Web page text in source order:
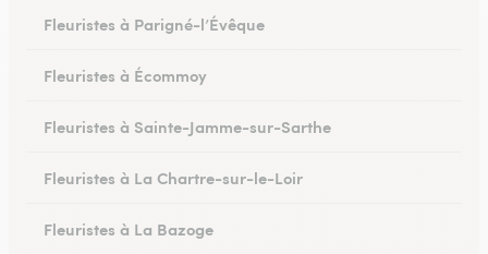
Fleuristes à Parigné-l’Évêque
Fleuristes à Écommoy
Fleuristes à Sainte-Jamme-sur-Sarthe
Fleuristes à La Chartre-sur-le-Loir
Fleuristes à La Bazoge